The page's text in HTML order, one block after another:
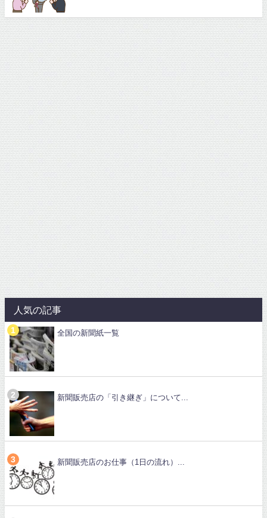
人気の記事
全国の新聞紙一覧
新聞販売店の「引き継ぎ」について...
新聞販売店のお仕事（1日の流れ）...